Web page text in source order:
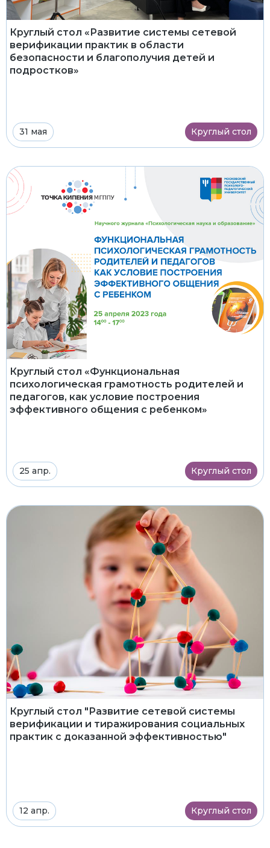
Круглый стол «Развитие системы сетевой
верификации практик в области
безопасности и благополучия детей и
подростков»
31 мая Круглый стол
Круглый стол «Функциональная
психологическая грамотность родителей и
педагогов, как условие построения
эффективного общения с ребенком»
25 апр. Круглый стол
Круглый стол "Развитие сетевой системы
верификации и тиражирования социальных
практик с доказанной эффективностью"
12 апр. Круглый стол